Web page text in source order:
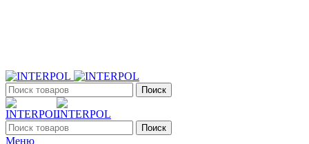
Поиск
Поиск
Меню